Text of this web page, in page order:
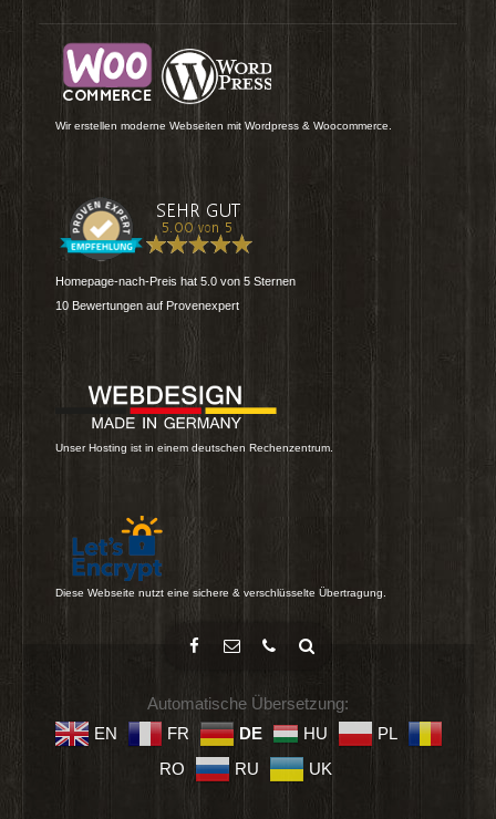
Wir erstellen moderne Webseiten mit Wordpress & Woocommerce.
Homepage-nach-Preis hat 5.0 von 5 Sternen
10 Bewertungen auf Provenexpert
Unser Hosting ist in einem deutschen Rechenzentrum.
Diese Webseite nutzt eine sichere & verschlüsselte Übertragung.
Automatische Übersetzung:
EN
FR DE HU
PL
RO
RU UK